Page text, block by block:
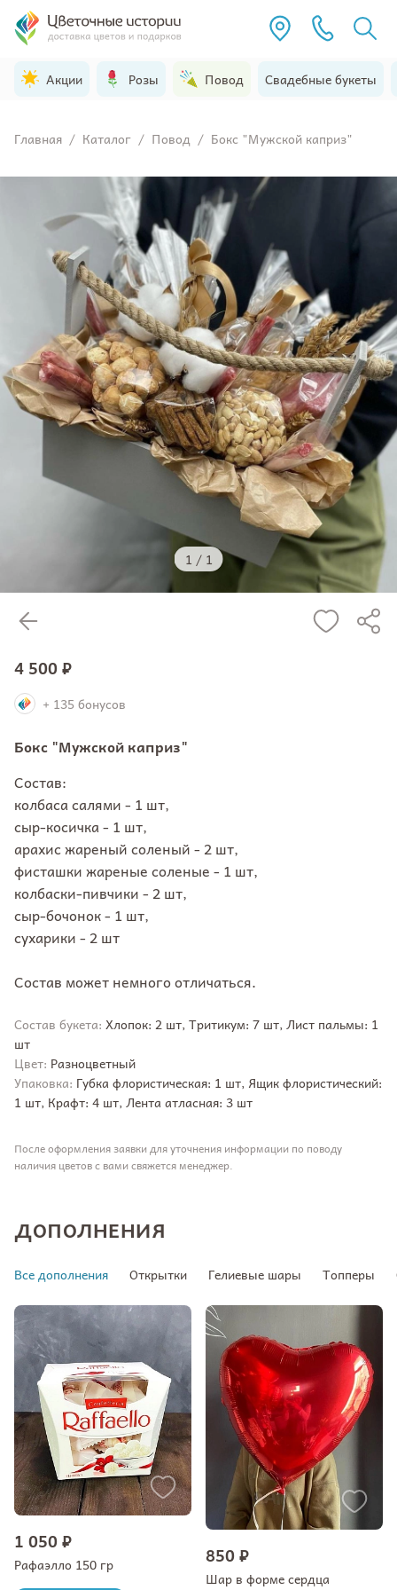
Акции Розы Повод Свадебные букеты
Главная / Каталог / Повод / Бокс "Мужской каприз"
Бокс "Мужской каприз"
1 / 1
Состав:
колбаса салями - 1 шт,
сыр-косичка - 1 шт,
арахис жареный соленый - 2 шт,
фисташки жареные соленые - 1 шт,
колбаски-пивчики - 2 шт,
сыр-бочонок - 1 шт,
сухарики - 2 шт
Состав может немного отличаться.
Состав букета: Хлопок: 2 шт, Тритикум: 7 шт, Лист пальмы: 1
шт
Цвет: Разноцветный
Упаковка: Губка флористическая: 1 шт, Ящик флористический:
1 шт, Крафт: 4 шт, Лента атласная: 3 шт
После оформления заявки для уточнения информации по поводу
наличия цветов с вами свяжется менеджер.
4 500 ₽
+ 135 бонусов
ДОПОЛНЕНИЯ
Все дополнения Открытки Гелиевые шары Топперы
1 050 ₽
Рафаэлло 150 гр 850 ₽
Шар в форме сердца